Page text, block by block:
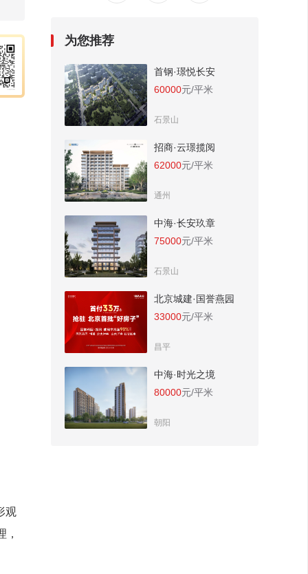
观
，
为您推荐
首钢·璟悦长安
60000元/平米
石景山
招商·云璟揽阅
62000元/平米
通州
中海·长安玖章
75000元/平米
石景山
北京城建·国誉燕园
33000元/平米
昌平
中海·时光之境
80000元/平米
朝阳